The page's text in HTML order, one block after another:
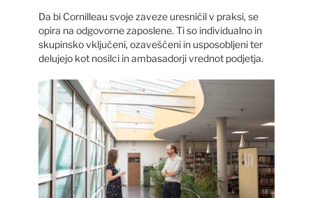
Da bi Cornilleau svoje zaveze uresničil v praksi, se
opira na odgovorne zaposlene. Ti so individualno in
skupinsko vključeni, ozaveščeni in usposobljeni ter
delujejo kot nosilci in ambasadorji vrednot podjetja.